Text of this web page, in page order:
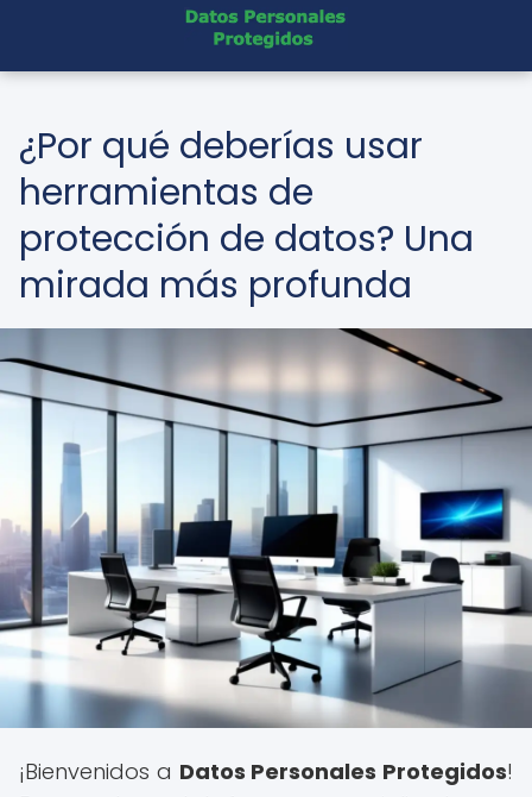
¿Por qué deberías usar
herramientas de
protección de datos? Una
mirada más profunda
¡Bienvenidos a Datos Personales Protegidos!